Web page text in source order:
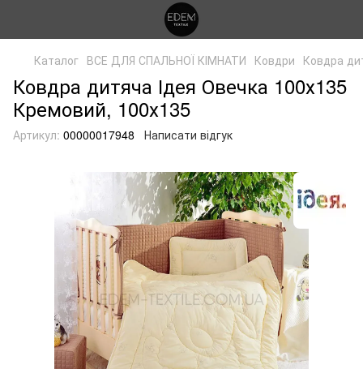
Каталог ВСЕ ДЛЯ СПАЛЬНОЇ КІМНАТИ Ковдри Ковдра
Ковдра дитяча Ідея Овечка 100х135
Кремовий, 100х135
Артикул: 00000017948 Написати відгук